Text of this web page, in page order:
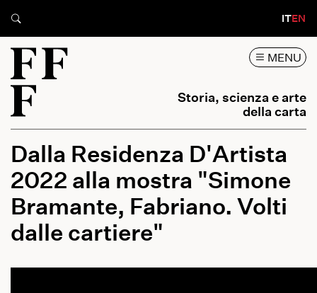
ITEN
MENU
Storia, scienza e arte
della carta
Dalla Residenza D'Artista
2022 alla mostra "Simone
Bramante, Fabriano. Volti
dalle cartiere"